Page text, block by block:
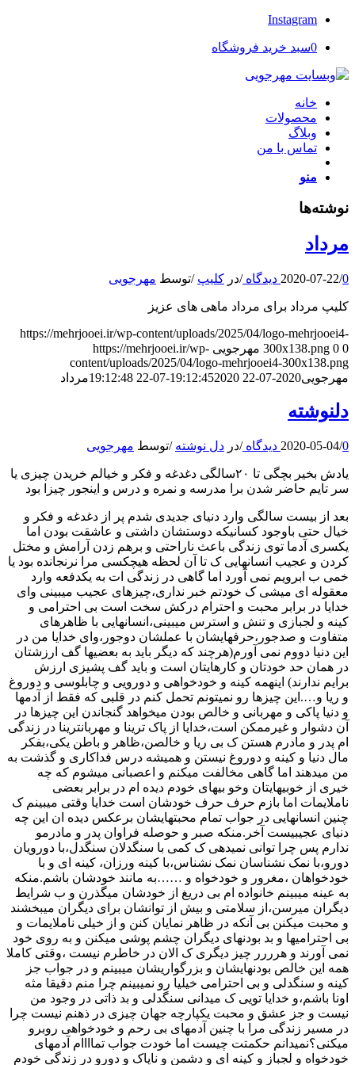
Instagram
0سبد خرید فروشگاه
خانه
محصولات
وبلاگ
تماس با من
منو
نوشته‌ها
مرداد
2020-07-22/0 دیدگاه /در کلیپ /توسط مهرجویی
کلیپ مرداد برای مرداد ماهی های عزیز
https://mehrjooei.ir/wp-content/uploads/2025/04/logo-mehrjooei4-
300x138.png 0 0 مهرجویی https://mehrjooei.ir/wp-
content/uploads/2025/04/logo-mehrjooei4-300x138.png
مهرجویی2020-07-22 19:12:45
2020-07-22 19:12:48 مرداد
دلنوشته
2020-05-04/0 دیدگاه /در دل نوشته /توسط مهرجویی
یادش بخیر بچگی تا ۲۰سالگی دغدغه و فکر و خیالم خریدن چیزی یا
سر تایم حاضر شدن برا مدرسه و نمره و درس و اینجور چیزا بود
بعد از بیست سالگی وارد دنیای جدیدی شدم پر از دغدغه و فکر و
خیال حتی باوجود کسانیکه دوستشان داشتی و عاشقت بودن اما
یکسری آدما توی زندگی باعث ناراحتی و برهم زدن آرامش و مختل
کردن و عجیب انسانهایی ک تا آن لحظه هیچکسی مرا نرنجانده بود یا
خمی ب ابرویم نمی آورد اما گاهی در زندگی ات به یکدفعه وارد
معقوله ای میشی ک خودتم خبر نداری،چیزهای عجیب میبینی وای
خدایا در برابر محبت و احترام درکش سخت است بی احترامی و
کینه و لجبازی و تنش و استرس میبینی،انسانهایی با ظاهرهای
متفاوت و صدجور،حرفهایشان با عملشان دوجور،وای خدایا من در
این دنیا دووم نمی آورم(هرچند که دیگر باید به بعضیها گف ارزشتان
در همان حد خودتان و کارهایتان است و باید گف پشیزی ارزش
برایم ندارند) اینهمه کینه و خودخواهی و دورویی و چابلوسی و دوروغ
و ریا و….این چیزها رو نمیتونم تحمل کنم در قلبی که فقط از آدمها
و دنیا پاکی و مهربانی و خالص بودن میخواهد گنجاندن این چیزها در
آن دشوار و غیرممکن است،خدایا از پاک ترینا و مهربانترینا در زندگی
ام پدر و مادرم هستن ک بی ریا و خالصن،ظاهر و باطن یکی،بفکر
مال دنیا و کینه و دوروغ نیستن و همیشه درس فداکاری و گذشت به
من میدهند اما گاهی مخالفت میکنم و اعصبانی میشوم که چه
خیری از خوبیهایتان وخو بیهای خودم دیده ام در برابر بعضی
ناملایمات اما بازم حرف حرف خودشان است خدایا وقتی میبینم ک
چنین انسانهایی در جواب تمام محبتهایشان برعکس دیده ان این چه
دنیای عجیبیست آخر.منکه صبر و حوصله فراوان پدر و مادرمو
ندارم پس چرا توانی نمیدهی ک کمی با سنگدلان سنگدل،با دورویان
دورو،با نمک نشناسان نمک نشناس،با کینه ورزان، کینه ای و با
خودخواهان ،مغرور و خودخواه و ……به مانند خودشان باشم.منکه
به عینه میبینم خانواده ام بی دریغ از خودشان میگذرن و ب شرایط
دیگران میرسن،از سلامتی و بیش از توانشان برای دیگران میبخشند
و محبت میکنن بی آنکه در ظاهر نمایان کنن و از خیلی ناملایمات و
بی احترامیها و بد بودنهای دیگران چشم پوشی میکنن و به روی خود
نمی آورند و هرررر چیز دیگری ‌ک الان در خاطرم نیست ،وقتی کاملا
همه این خالص بودنهایشان و بزرگواریشان میبینم و در جواب جز
کینه و سنگدلی و بی احترامی خیلیا رو نمیبینم چرا منم دقیقا مثه
اونا باشم،و خدایا تویی ک میدانی سنگدلی و بد ذاتی در وجود من
نیست و جز عشق و محبت یکپارچه جهان چیزی در ذهنم نیست چرا
در مسیر زندگی مرا با چنین آدمهای بی رحم و خودخواهی روبرو
میکنی؟نمیدانم حکمتت چیست اما خودت جواب تماااام آدمهای
خودخواه و لجباز و کینه ای و دشمن و ناپاک و دورو در زندگی خودم